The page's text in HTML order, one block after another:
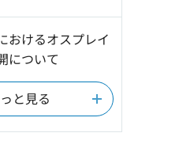
おけるオスプレイ
について
と見る